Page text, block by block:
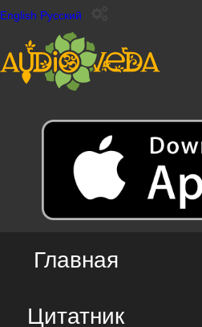
English Русский
Главная
Цитатник